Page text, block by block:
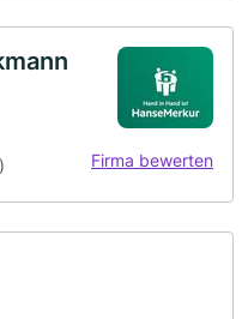
Firma bewerten